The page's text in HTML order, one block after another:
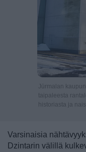
Jūrmalan
taipaleesta
historiasta ja
Varsinaisia
Dzintarin välillä